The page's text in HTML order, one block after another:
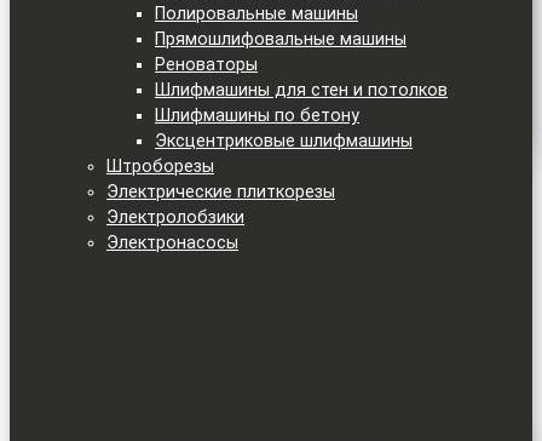
Полировальные машины
Прямошлифовальные машины
Реноваторы
Шлифмашины для стен и потолков
Шлифмашины по бетону
Эксцентриковые шлифмашины
Штроборезы
Электрические плиткорезы
Электролобзики
Электронасосы